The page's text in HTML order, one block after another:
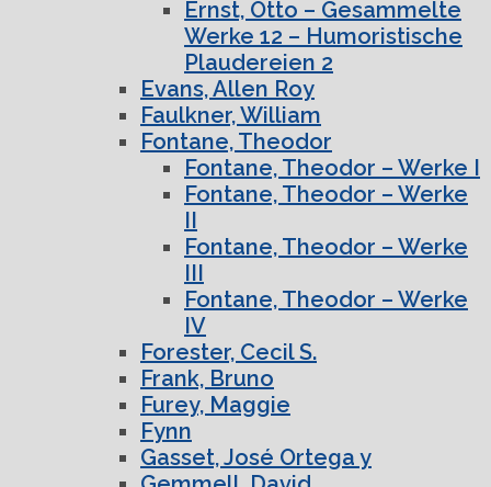
Ernst, Otto – Gesammelte
Werke 12 – Humoristische
Plaudereien 2
Evans, Allen Roy
Faulkner, William
Fontane, Theodor
Fontane, Theodor – Werke I
Fontane, Theodor – Werke
II
Fontane, Theodor – Werke
III
Fontane, Theodor – Werke
IV
Forester, Cecil S.
Frank, Bruno
Furey, Maggie
Fynn
Gasset, José Ortega y